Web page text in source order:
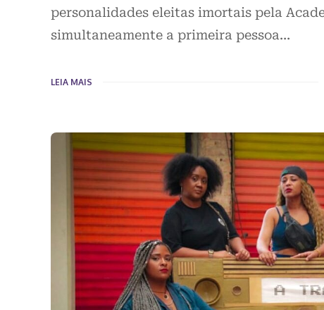
personalidades eleitas imortais pela
simultaneamente a primeira pessoa…
LEIA MAIS